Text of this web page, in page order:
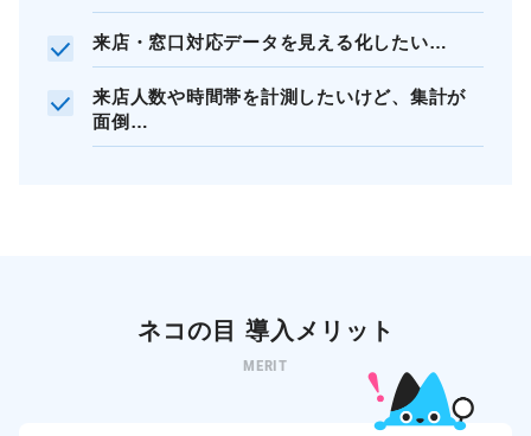
来店・窓口対応データを見える化したい…
来店人数や時間帯を計測したいけど、集計が
面倒…
ネコの目 導入メリット
MERIT